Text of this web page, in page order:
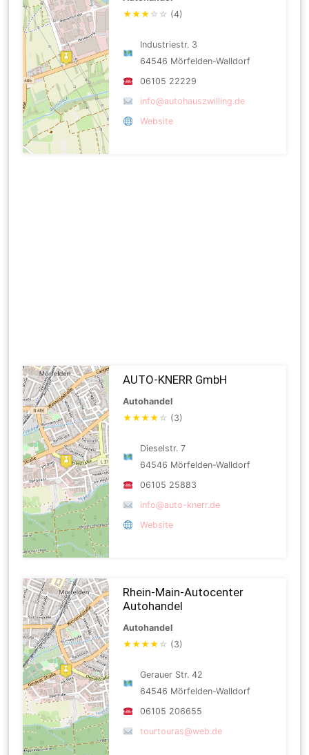
★★★ ☆ ☆ (4)
Industriestr. 3
64546 Mörfelden-Walldorf
06105 22229
info@autohauszwilling.de
Website
AUTO-KNERR GmbH
Autohandel
★★★★ ☆ (3)
Dieselstr. 7
64546 Mörfelden-Walldorf
06105 25883
info@auto-knerr.de
Website
Rhein-Main-Autocenter
Autohandel
Autohandel
★★★★ ☆ (3)
Gerauer Str. 42
64546 Mörfelden-Walldorf
06105 206655
tourtouras@web.de